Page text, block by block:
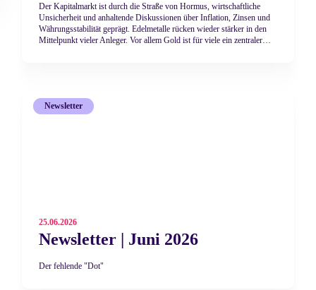
Der Kapitalmarkt ist durch die Straße von Hormus, wirtschaftliche
Unsicherheit und anhaltende Diskussionen über Inflation, Zinsen und
Währungsstabilität geprägt. Edelmetalle rücken wieder stärker in den
Mittelpunkt vieler Anleger. Vor allem Gold ist für viele ein zentraler
Newsletter
25.06.2026
Newsletter | Juni 2026
Der fehlende "Dot"